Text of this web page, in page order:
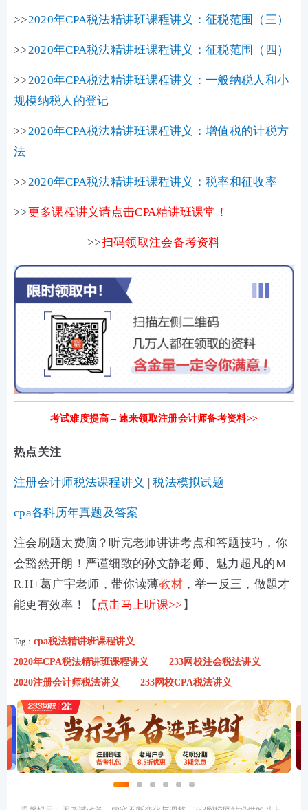
>>2020年CPA税法精讲班课程讲义：征税范围（三）
>>2020年CPA税法精讲班课程讲义：征税范围（四）
>>2020年CPA税法精讲班课程讲义：一般纳税人和小
规模纳税人的登记
>>2020年CPA税法精讲班课程讲义：增值税的计税方
法
>>2020年CPA税法精讲班课程讲义：税率和征收率
>>更多课程讲义请点击CPA精讲班课堂！
>>扫码领取注会备考资料
考试难度提高→速来领取注册会计师备考资料>>
热点关注
注册会计师税法课程讲义 |税法模拟试题
cpa各科历年真题及答案
注会刷题太费脑？听完老师讲讲考点和答题技巧，你
会豁然开朗！严谨细致的孙文静老师、魅力超凡的M
R.H+葛广宇老师，带你读薄教材，举一反三，做题才
能更有效率！【 点击马上听课>> 】
Tag： cpa税法精讲班课程讲义
2020年CPA税法精讲班课程讲义
233网校注会税法讲义
2020注册会计师税法讲义
233网校CPA税法讲义